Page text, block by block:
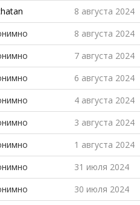
8 августа 2024
8 августа 2024
7 августа 2024
6 августа 2024
4 августа 2024
3 августа 2024
1 августа 2024
31 июля 2024
30 июля 2024